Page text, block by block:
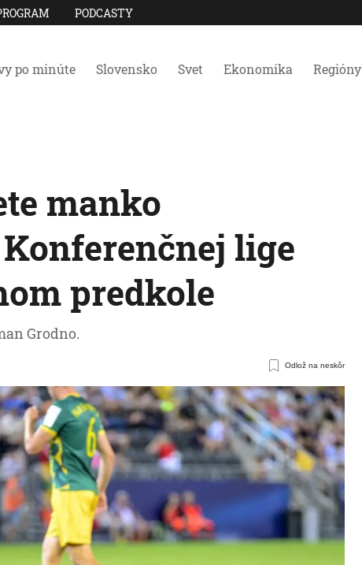
PODCASTY
po minúte Slovensko Svet Ekonomika Regióny
manko
lige
predkole
Grodno.
Odlož na neskôr